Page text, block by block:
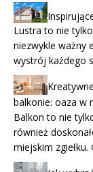
Lustra to nie
niezwykle ważny
wystrój każdego
balkonie: oaza w
Balkon to nie
również
miejskim